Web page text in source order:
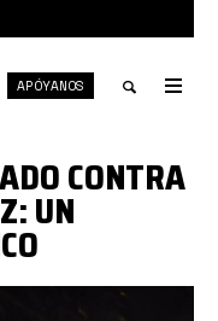
search
APÓYANOS
CONTRA
UN